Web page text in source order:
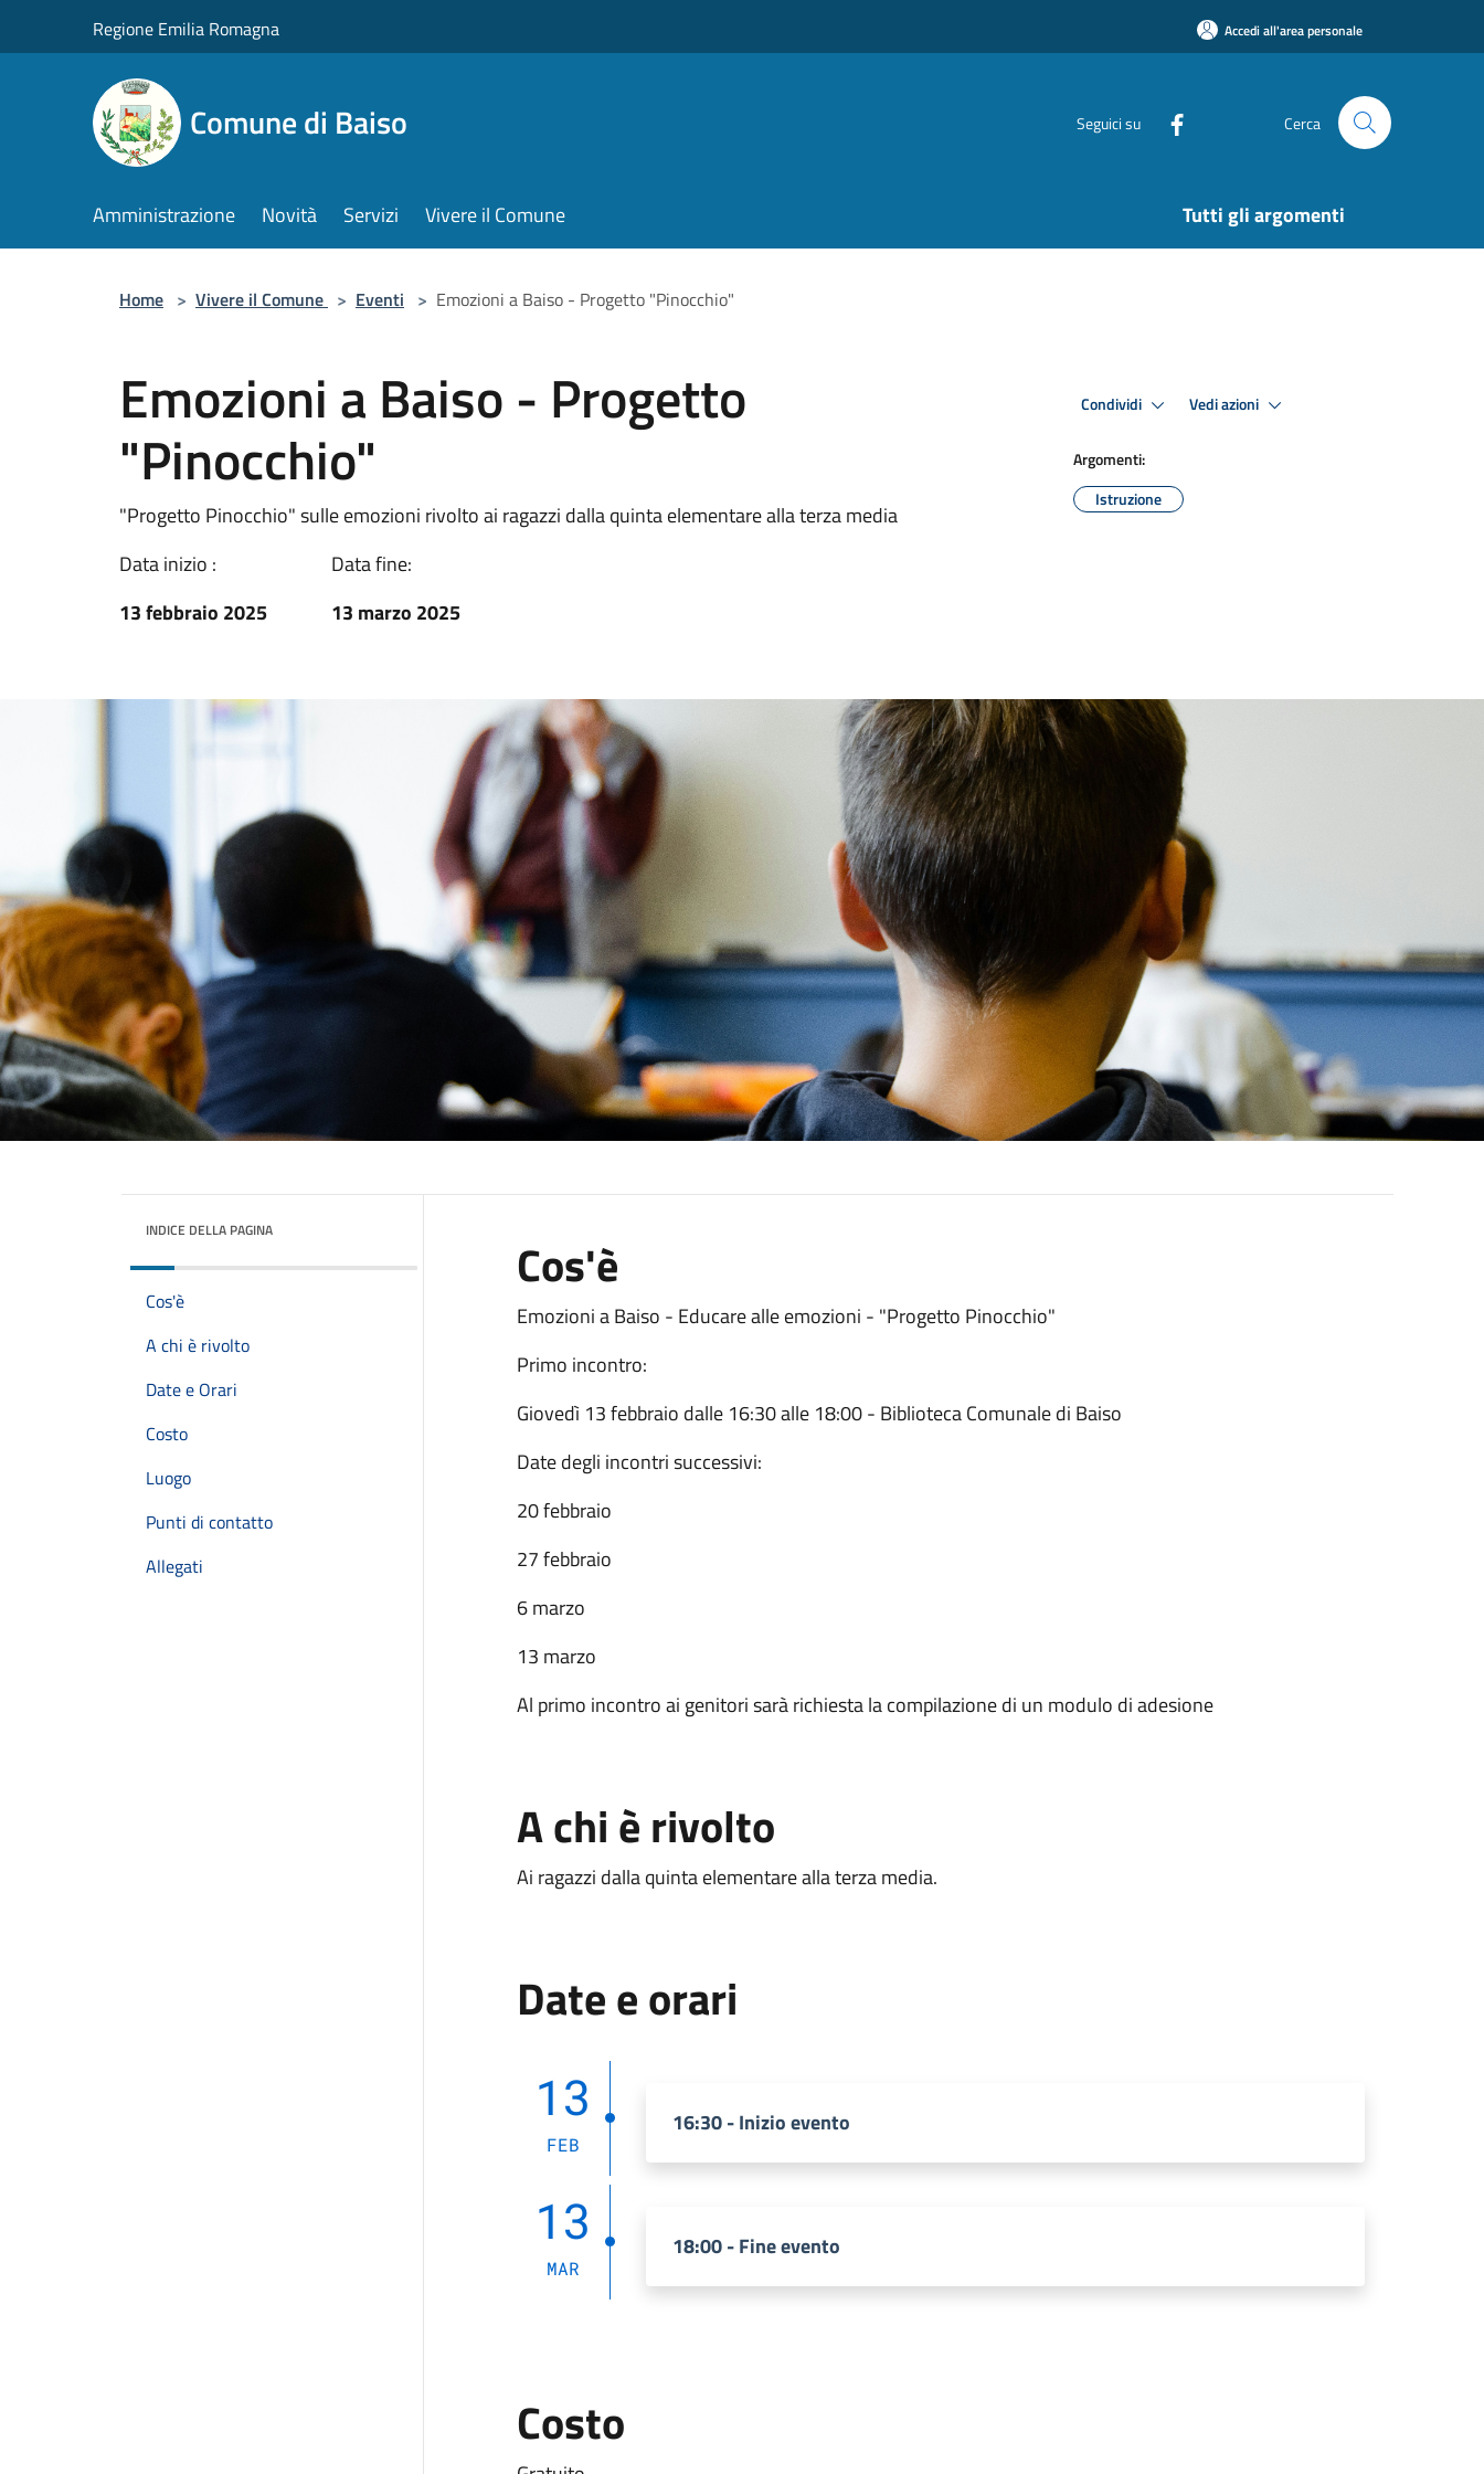
Regione Emilia Romagna Accedi all'area personale
Comune di Baiso Seguici su Cerca
Amministrazione Novità Servizi Vivere il Comune Tutti gli argomenti
Home > Vivere il Comune > Eventi > Emozioni a Baiso - Progetto "Pinocchio"
Emozioni a Baiso - Progetto
"Pinocchio"
"Progetto Pinocchio" sulle emozioni rivolto ai ragazzi dalla quinta elementare alla terza media
Data inizio :
13 febbraio 2025
Data fine:
13 marzo 2025
Condividi Vedi azioni
Argomenti:
Istruzione
INDICE DELLA PAGINA
Cos'è
A chi è rivolto
Date e Orari
Costo
Luogo
Punti di contatto
Allegati
Cos'è
Emozioni a Baiso - Educare alle emozioni - "Progetto Pinocchio"
Primo incontro:
Giovedì 13 febbraio dalle 16:30 alle 18:00 - Biblioteca Comunale di Baiso
Date degli incontri successivi:
20 febbraio
27 febbraio
6 marzo
13 marzo
Al primo incontro ai genitori sarà richiesta la compilazione di un modulo di adesione
A chi è rivolto
Ai ragazzi dalla quinta elementare alla terza media.
Date e orari
13
FEB
16:30 - Inizio evento
13
MAR
18:00 - Fine evento
Costo